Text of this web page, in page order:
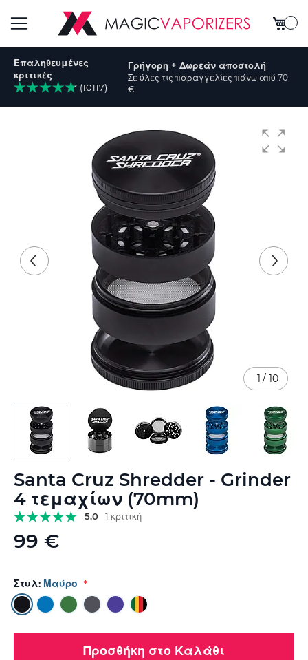
Εναλλαγή
Πλοήγησης
Το
Επαληθευμένες
κριτικές
(10117)
Γρήγορη + Δωρεάν αποστολή
Σε όλες τις παραγγελίες πάνω από 70
€
Santa Cruz Shredder - Grinder
4 τεμαχίων (70mm)
5.0 1 κριτική
99 €
Στυλ: Μαύρο
Προσθήκη στο Καλάθι
1 / 10
στην
αρχή
της
συλλογής
εικόνων